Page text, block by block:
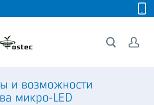
и возможности
микро-LED